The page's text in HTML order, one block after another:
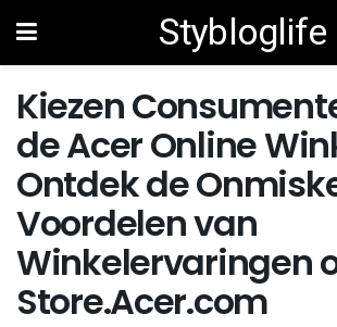
Stybloglife
Kiezen
de Acer Online
Ontdek de
Voordelen van
Winkelervaringen
Store.Acer.com